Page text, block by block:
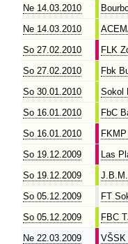
Ne 14.03.2010
Ne 14.03.2010
So 27.02.2010
FLK
So 27.02.2010
Fbk
So 30.01.2010
Sokol
So 16.01.2010
FbC
So 16.01.2010
So 19.12.2009
Las
So 19.12.2009
So 05.12.2009
FT
So 05.12.2009
FBC
Ne 22.03.2009
VŠSK